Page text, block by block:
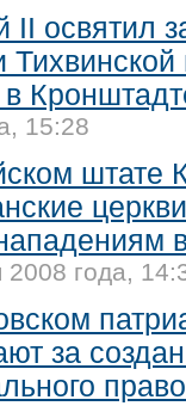
II освятил
в
15:28
штате
2008 года,
за